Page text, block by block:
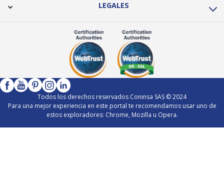
LEGALES
Todos los derechos reservados Coninsa SAS © 2024
Para una mejor experiencia en este portal te recomendamos usar uno de
estos exploradores: Chrome, Mozilla u Opera.